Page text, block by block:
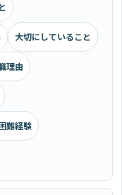
大切にしていること
理由
難経験